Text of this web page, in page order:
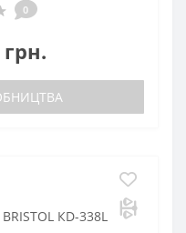
0